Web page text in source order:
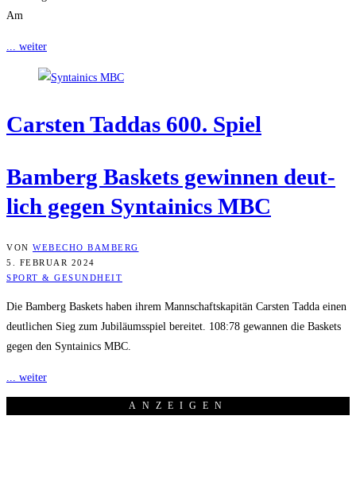
Am
... weiter
Cars­ten Tad­das 600. Spiel
Bam­berg Bas­kets gewin­nen deut­
lich gegen Syn­tai­nics MBC
VON WEBECHO BAMBERG
5. FEBRUAR 2024
SPORT & GESUNDHEIT
Die Bamberg Baskets haben ihrem Mannschaftskapitän Carsten Tadda einen
deutlichen Sieg zum Jubiläumsspiel bereitet. 108:78 gewannen die Baskets
gegen den Syntainics MBC.
... weiter
ANZEI­GEN